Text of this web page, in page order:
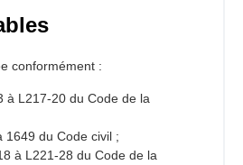
conformément :
à L217-20 du Code de la
1649 du Code civil ;
à L221-28 du Code de la